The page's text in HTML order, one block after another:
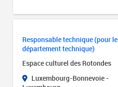
Responsable technique (pour le
département technique)
Espace culturel des Rotondes
Luxembourg-Bonnevoie -